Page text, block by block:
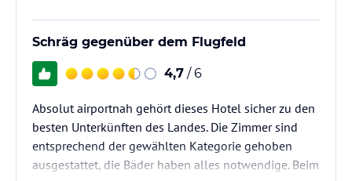
Schräg gegenüber dem Flugfeld
4,7 / 6
Absolut airportnah gehört dieses Hotel sicher zu den
besten Unterkünften des Landes. Die Zimmer sind
entsprechend der gewählten Kategorie gehoben
ausgestattet, die Bäder haben alles notwendige. Beim